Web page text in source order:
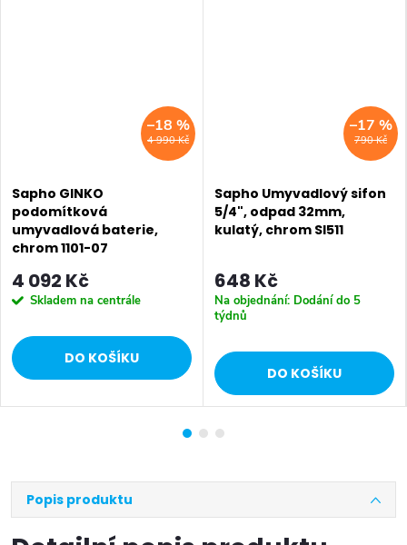
Popis produktu
4 990 Kč
–18 %
Sapho GINKO
podomítková
umyvadlová baterie,
chrom 1101-07
4 092 Kč
Skladem na centrále
DO KOŠÍKU
790 Kč
–17 %
Sapho Umyvadlový sifon
5/4", odpad 32mm,
kulatý, chrom SI511
648 Kč
Na objednání: Dodání do 5
týdnů
DO KOŠÍKU